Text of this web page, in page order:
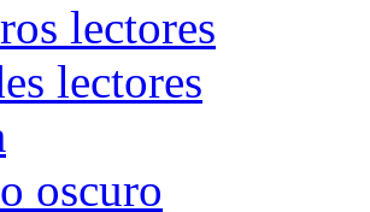
lectores
lectores
oscuro